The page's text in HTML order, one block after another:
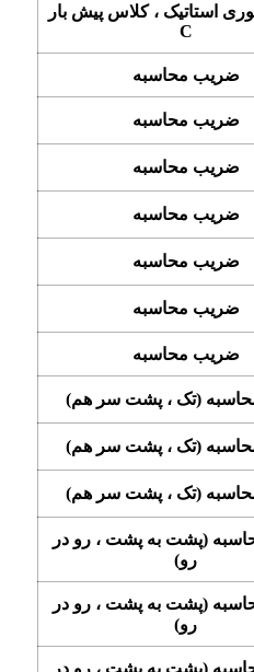
استاتیک ، کلاس پیش بار
C
ضریب محاسبه
ضریب محاسبه
ضریب محاسبه
ضریب محاسبه
ضریب محاسبه
ضریب محاسبه
ضریب محاسبه
(تک ، پشت سر هم)
(تک ، پشت سر هم)
(تک ، پشت سر هم)
(پشت به پشت ، رو در
رو)
(پشت به پشت ، رو در
رو)
(پشت به پشت ، رو در